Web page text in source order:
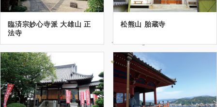
臨済宗妙心寺派 大雄山 正
法寺
松熊山 胎蔵寺